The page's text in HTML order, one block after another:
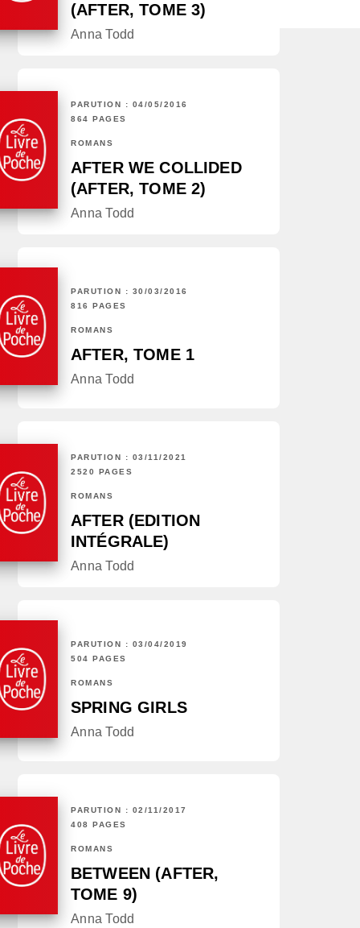
(AFTER, TOME 3)
Anna Todd
PARUTION : 04/05/2016
864 PAGES
ROMANS
AFTER WE COLLIDED
(AFTER, TOME 2)
Anna Todd
PARUTION : 30/03/2016
816 PAGES
ROMANS
AFTER, TOME 1
Anna Todd
PARUTION : 03/11/2021
2520 PAGES
ROMANS
AFTER (EDITION
INTÉGRALE)
Anna Todd
PARUTION : 03/04/2019
504 PAGES
ROMANS
SPRING GIRLS
Anna Todd
PARUTION : 02/11/2017
408 PAGES
ROMANS
BETWEEN (AFTER,
TOME 9)
Anna Todd